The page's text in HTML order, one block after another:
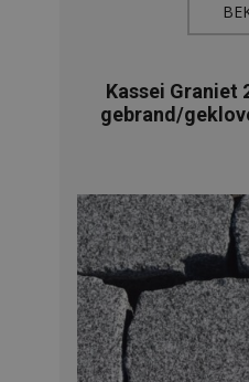
Kassei Graniet
gebrand/